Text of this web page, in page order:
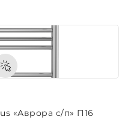
«Аврора с/п» П16